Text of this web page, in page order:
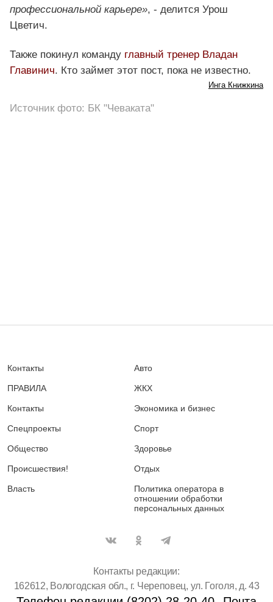
профессиональной карьере», - делится Урош
Цветич.
Также покинул команду главный тренер Владан
Главинич. Кто займет этот пост, пока не известно.
Инга Книжкина
Источник фото: БК "Чеваката"
Контакты
ПРАВИЛА
Контакты
Спецпроекты
Общество
Происшествия!
Власть
Авто
ЖКХ
Экономика и бизнес
Спорт
Здоровье
Отдых
Политика оператора в
отношении обработки
персональных данных
Контакты редакции:
162612, Вологодская обл., г. Череповец, ул. Гоголя, д. 43